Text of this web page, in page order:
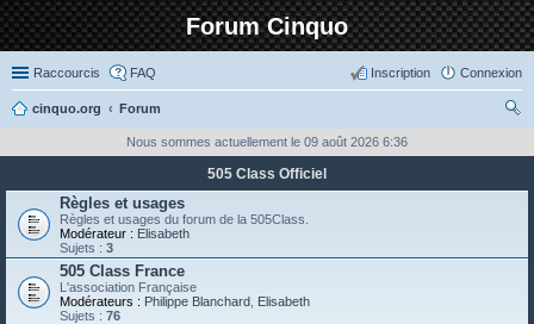
Forum Cinquo
Raccourcis FAQ Connexion
Inscription
cinquo.org
Forum
ch
Nous sommes actuellement le 09 août 2026 6:36
505 Class Officiel
Règles et usages
Règles et usages du forum de la 505Class.
Modérateur : Elisabeth
Sujets : 3
505 Class France
L'association Française
Modérateurs : Philippe Blanchard Elisabeth
Sujets : 76